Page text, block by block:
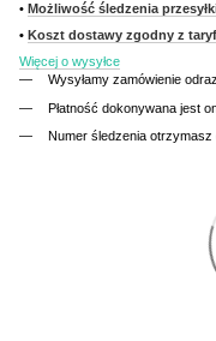
• Możliwość śledzenia
• Koszt dostawy zgodny z
Więcej o wysyłce
Wysyłamy zamówienie
Płatność dokonywana jest
Numer śledzenia otrzymasz